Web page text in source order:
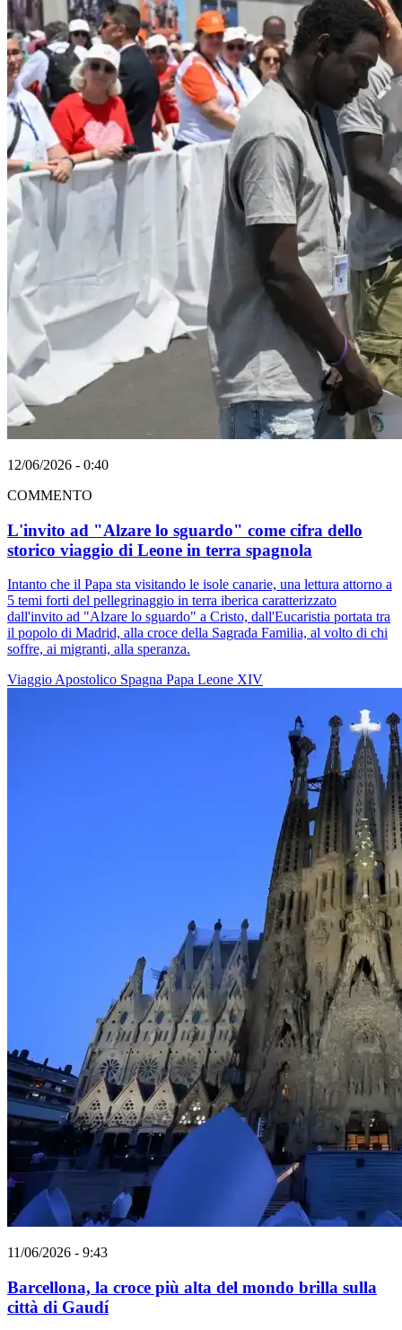
12/06/2026 - 0:40
COMMENTO
L'invito ad "Alzare lo sguardo" come cifra dello
storico viaggio di Leone in terra spagnola
Intanto che il Papa sta visitando le isole canarie, una lettura attorno a
5 temi forti del pellegrinaggio in terra iberica caratterizzato
dall'invito ad "Alzare lo sguardo" a Cristo, dall'Eucaristia portata tra
il popolo di Madrid, alla croce della Sagrada Familia, al volto di chi
soffre, ai migranti, alla speranza.
Viaggio Apostolico Spagna Papa Leone XIV
11/06/2026 - 9:43
Barcellona, la croce più alta del mondo brilla sulla
città di Gaudí